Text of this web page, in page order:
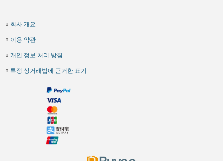
회사 개요
이용 약관
개인 정보 처리 방침
특정 상거래법에 근거한 표기